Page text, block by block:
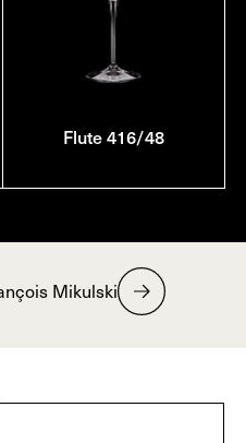
Flute 416/48
Mikulski